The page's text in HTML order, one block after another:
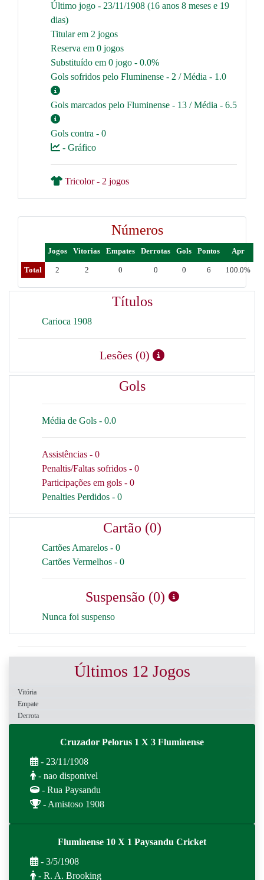
Último jogo - 23/11/1908 (16 anos 8 meses e 19
dias)
Titular em 2 jogos
Reserva em 0 jogos
Substituído em 0 jogo - 0.0%
Gols sofridos pelo Fluminense - 2 / Média - 1.0
Gols marcados pelo Fluminense - 13 / Média - 6.5
Gols contra - 0
- Gráfico
Tricolor - 2 jogos
Números
Jogos Vitorias Empates Derrotas Gols Pontos Apr
Total 2 2 0 0 0 6 100.0%
Títulos
Carioca 1908
Lesões (0)
Gols
Média de Gols - 0.0
Assistências - 0
Penaltis/Faltas sofridos - 0
Participações em gols - 0
Penalties Perdidos - 0
Cartão (0)
Cartões Amarelos - 0
Cartões Vermelhos - 0
Suspensão (0)
Nunca foi suspenso
Últimos 12 Jogos
Vitória
Empate
Derrota
Cruzador Pelorus 1 X 3 Fluminense
- 23/11/1908
- nao disponivel
- Rua Paysandu
- Amistoso 1908
Fluminense 10 X 1 Paysandu Cricket
- 3/5/1908
- R. A. Brooking